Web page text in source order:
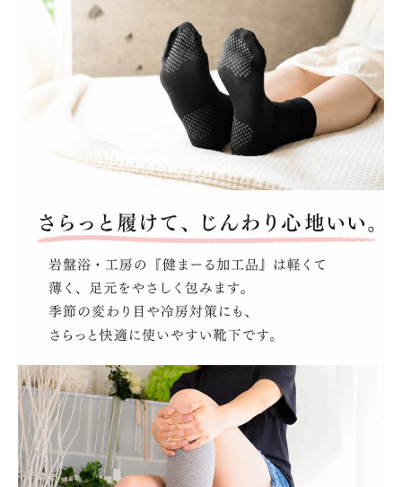
返品・交換
お手入れについて
会社概要